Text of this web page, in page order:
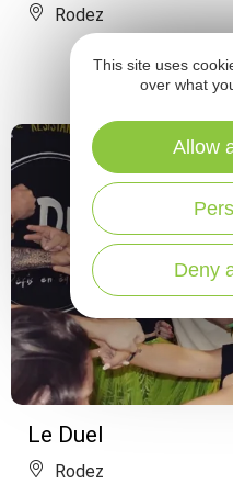
Rodez
Le Duel
Rodez
This site uses
over what
Deny
Allow